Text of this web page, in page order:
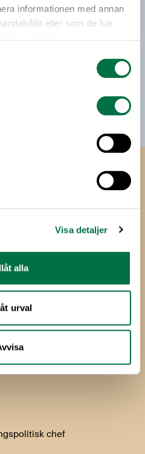
informationen med annan
eller som de har
Visa detaljer
alla
urval
från Livsmedelsföretagen
ska inte dela eller
chef